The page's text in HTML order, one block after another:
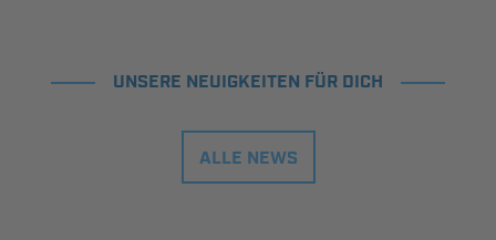
UNSERE NEUIGKEITEN FÜR DICH
ALLE NEWS